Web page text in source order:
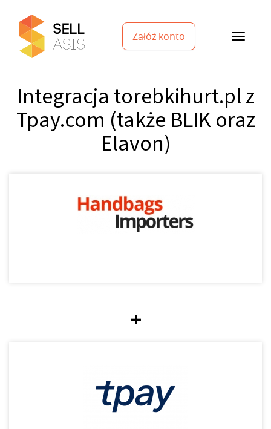
Załóż konto
Integracja torebkihurt.pl z
Tpay.com (także BLIK oraz
Elavon)
+